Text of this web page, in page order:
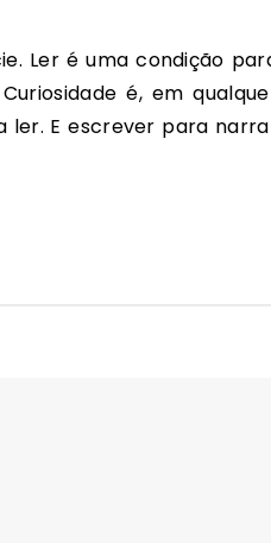
é, em
ler. E escrever para